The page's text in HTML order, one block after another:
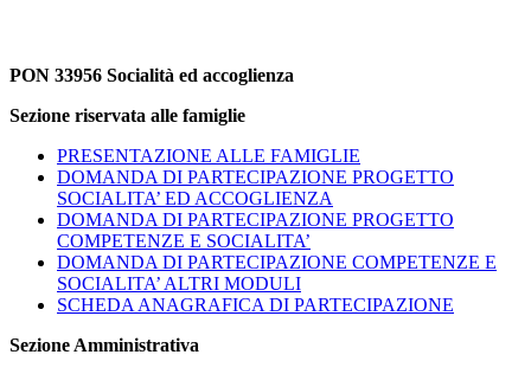
PON 33956 Socialità ed accoglienza
Sezione riservata alle famiglie
PRESENTAZIONE ALLE FAMIGLIE
DOMANDA DI PARTECIPAZIONE PROGETTO
SOCIALITA’ ED ACCOGLIENZA
DOMANDA DI PARTECIPAZIONE PROGETTO
COMPETENZE E SOCIALITA’
DOMANDA DI PARTECIPAZIONE COMPETENZE E
SOCIALITA’ ALTRI MODULI
SCHEDA ANAGRAFICA DI PARTECIPAZIONE
Sezione Amministrativa